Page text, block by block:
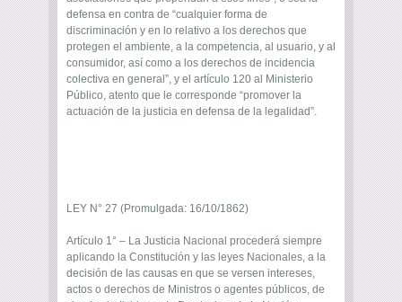
defensa en contra de “cualquier forma de
discriminación y en lo relativo a los derechos que
protegen el ambiente, a la competencia, al usuario, y al
consumidor, así como a los derechos de incidencia
colectiva en general”, y el artículo 120 al Ministerio
Público, atento que le corresponde “promover la
actuación de la justicia en defensa de la legalidad”.
LEY N° 27 (Promulgada: 16/10/1862)
Artículo 1° – La Justicia Nacional procederá siempre
aplicando la Constitución y las leyes Nacionales, a la
decisión de las causas en que se versen intereses,
actos o derechos de Ministros o agentes públicos, de